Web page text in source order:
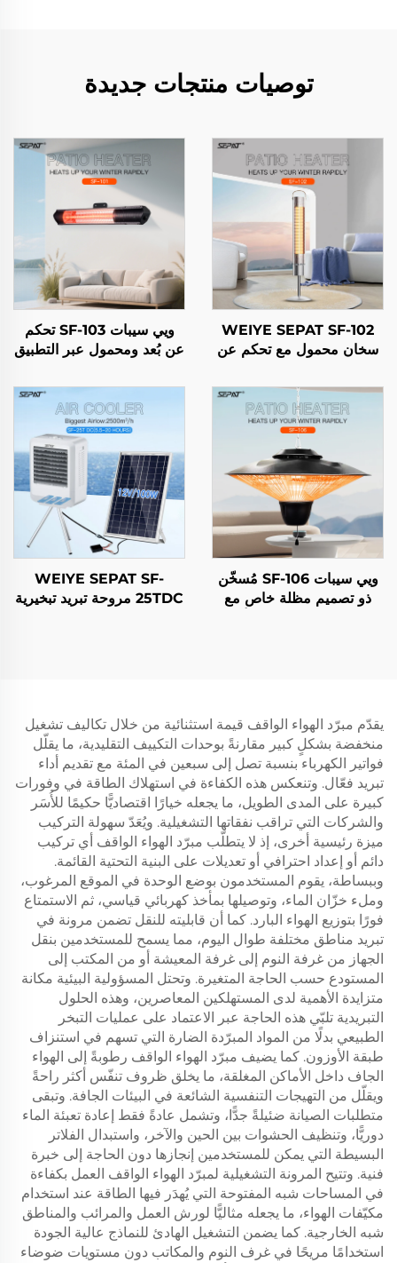
توصيات منتجات جديدة
WEIYE SEPAT SF-102
سخان محمول مع تحكم عن
للداخل والخارج مع حامل
IP65
ويي سيبات SF-103 تحكم
عن بُعد ومحمول عبر التطبيق
بالذهب الوردي جسم من
سبيكة الألومنيوم سخان
IP65
ويي سيبات SF-106 مُسخّن
ذو تصميم مظلة خاص مع
WEIYE SEPAT SF-
25TDC مروحة تبريد تبخيرية
مكيف هواء للخارج
يقدّم مبرّد الهواء الواقف قيمة استثنائية من خلال تكاليف تشغيل
منخفضة بشكلٍ كبير مقارنةً بوحدات التكييف التقليدية، ما يقلّل
فواتير الكهرباء بنسبة تصل إلى سبعين في المئة مع تقديم أداء
تبريد فعّال. وتنعكس هذه الكفاءة في استهلاك الطاقة في وفورات
كبيرة على المدى الطويل، ما يجعله خيارًا اقتصاديًّا حكيمًا للأُسَر
والشركات التي تراقب نفقاتها التشغيلية. ويُعَدّ سهولة التركيب
ميزة رئيسية أخرى، إذ لا يتطلّب مبرّد الهواء الواقف أي تركيب
دائم أو إعداد احترافي أو تعديلات على البنية التحتية القائمة.
وببساطة، يقوم المستخدمون بوضع الوحدة في الموقع المرغوب،
وملء خزّان الماء، وتوصيلها بمأخذ كهربائي قياسي، ثم الاستمتاع
فورًا بتوزيع الهواء البارد. كما أن قابليته للنقل تضمن مرونة في
تبريد مناطق مختلفة طوال اليوم، مما يسمح للمستخدمين بنقل
الجهاز من غرفة النوم إلى غرفة المعيشة أو من المكتب إلى
المستودع حسب الحاجة المتغيرة. وتحتل المسؤولية البيئية مكانة
متزايدة الأهمية لدى المستهلكين المعاصرين، وهذه الحلول
التبريدية تلبّي هذه الحاجة عبر الاعتماد على عمليات التبخر
الطبيعي بدلًا من المواد المبرّدة الضارة التي تسهم في استنزاف
طبقة الأوزون. كما يضيف مبرّد الهواء الواقف رطوبةً إلى الهواء
الجاف داخل الأماكن المغلقة، ما يخلق ظروف تنفّس أكثر راحةً
ويقلّل من التهيجات التنفسية الشائعة في البيئات الجافة. وتبقى
متطلبات الصيانة ضئيلةً جدًّا، وتشمل عادةً فقط إعادة تعبئة الماء
دوريًّا، وتنظيف الحشوات بين الحين والآخر، واستبدال الفلاتر
البسيطة التي يمكن للمستخدمين إنجازها دون الحاجة إلى خبرة
فنية. وتتيح المرونة التشغيلية لمبرّد الهواء الواقف العمل بكفاءة
في المساحات شبه المفتوحة التي يُهدَر فيها الطاقة عند استخدام
مكيّفات الهواء، ما يجعله مثاليًّا لورش العمل والمرائب والمناطق
شبه الخارجية. كما يضمن التشغيل الهادئ للنماذج عالية الجودة
استخدامًا مريحًا في غرف النوم والمكاتب دون مستويات ضوضاء